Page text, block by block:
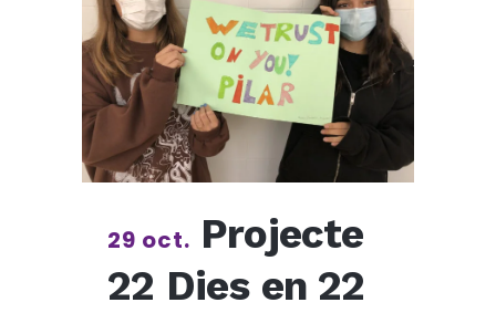
29 oct. Projecte
22 Dies en 22